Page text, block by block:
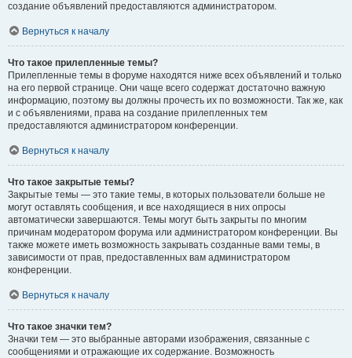
создание объявлений предоставляются администратором.
Вернуться к началу
Что такое прилепленные темы?
Прилепленные темы в форуме находятся ниже всех объявлений и только
на его первой странице. Они чаще всего содержат достаточно важную
информацию, поэтому вы должны прочесть их по возможности. Так же, как
и с объявлениями, права на создание прилепленных тем
предоставляются администратором конференции.
Вернуться к началу
Что такое закрытые темы?
Закрытые темы — это такие темы, в которых пользователи больше не
могут оставлять сообщения, и все находящиеся в них опросы
автоматически завершаются. Темы могут быть закрыты по многим
причинам модератором форума или администратором конференции. Вы
также можете иметь возможность закрывать созданные вами темы, в
зависимости от прав, предоставленных вам администратором
конференции.
Вернуться к началу
Что такое значки тем?
Значки тем — это выбранные авторами изображения, связанные с
сообщениями и отражающие их содержание. Возможность